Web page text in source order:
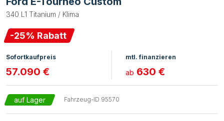
340 L1 Titanium / Klima
-25% Rabatt
Sofortkaufpreis
57.090 €
mtl. finanzieren
ab 630 €
auf Lager Fahrzeug-ID 95570